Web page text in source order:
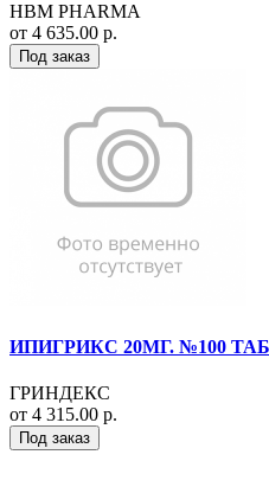
HBM PHARMA
от 4 635.00 р.
Под заказ
ИПИГРИКС 20МГ. №100
ГРИНДЕКС
от 4 315.00 р.
Под заказ